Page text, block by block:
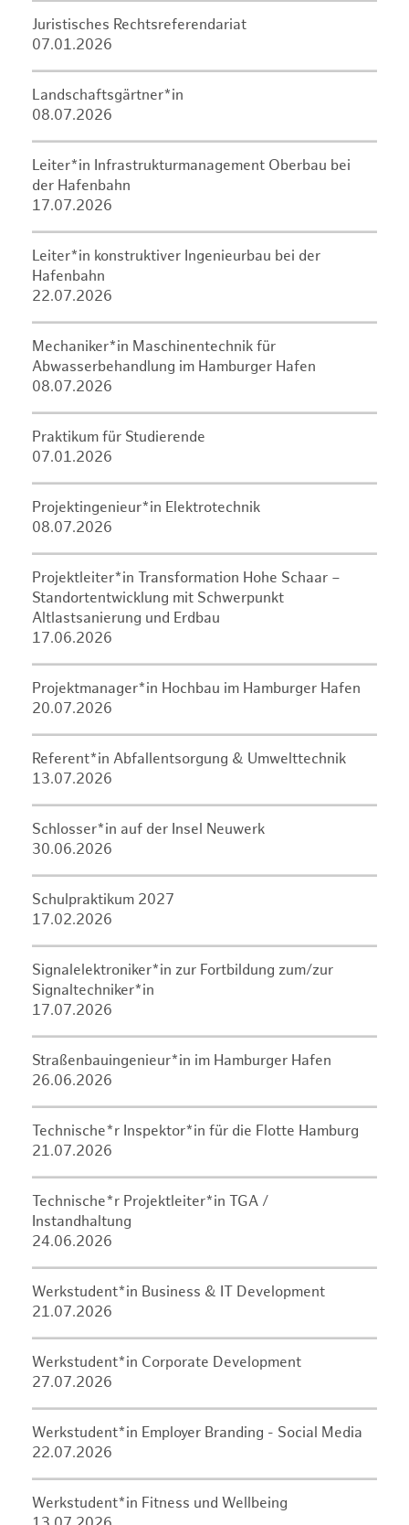
Juristisches Rechtsreferendariat
07.01.2026
Landschaftsgärtner*in
08.07.2026
Leiter*in Infrastrukturmanagement Oberbau bei
der Hafenbahn
17.07.2026
Leiter*in konstruktiver Ingenieurbau bei der
Hafenbahn
22.07.2026
Mechaniker*in Maschinentechnik für
Abwasserbehandlung im Hamburger Hafen
08.07.2026
Praktikum für Studierende
07.01.2026
Projektingenieur*in Elektrotechnik
08.07.2026
Projektleiter*in Transformation Hohe Schaar –
Standortentwicklung mit Schwerpunkt
Altlastsanierung und Erdbau
17.06.2026
Projektmanager*in Hochbau im Hamburger Hafen
20.07.2026
Referent*in Abfallentsorgung & Umwelttechnik
13.07.2026
Schlosser*in auf der Insel Neuwerk
30.06.2026
Schulpraktikum 2027
17.02.2026
Signalelektroniker*in zur Fortbildung zum/zur
Signaltechniker*in
17.07.2026
Straßenbauingenieur*in im Hamburger Hafen
26.06.2026
Technische*r Inspektor*in für die Flotte Hamburg
21.07.2026
Technische*r Projektleiter*in TGA /
Instandhaltung
24.06.2026
Werkstudent*in Business & IT Development
21.07.2026
Werkstudent*in Corporate Development
27.07.2026
Werkstudent*in Employer Branding - Social Media
22.07.2026
Werkstudent*in Fitness und Wellbeing